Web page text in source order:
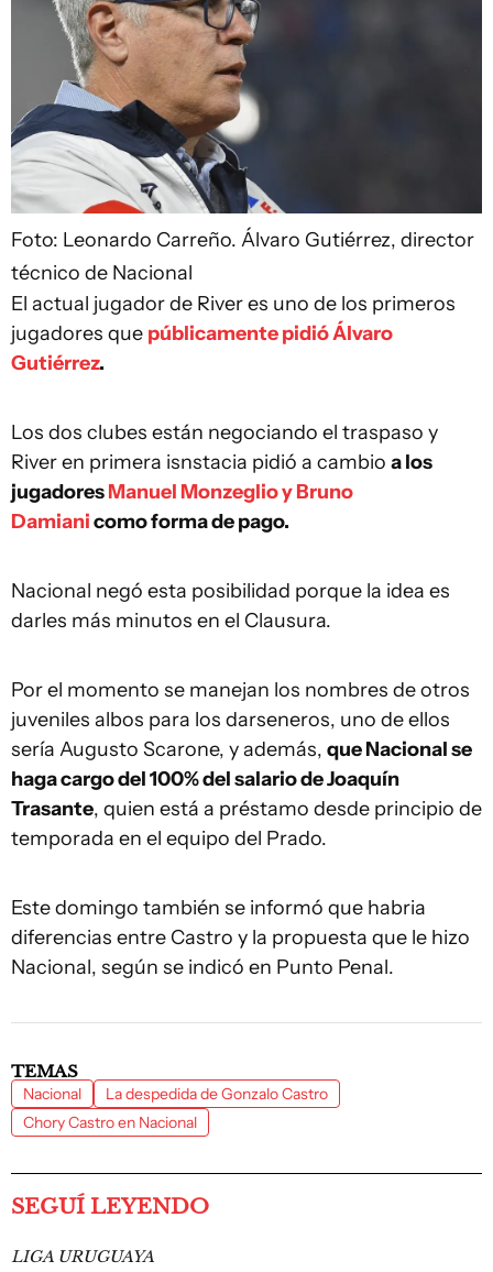
Foto: Leonardo Carreño. Álvaro Gutiérrez, director
técnico de Nacional
El actual jugador de River es uno de los primeros
jugadores que públicamente pidió Álvaro
Gutiérrez.
Los dos clubes están negociando el traspaso y
River en primera isnstacia pidió a cambio a los
jugadoresManuel Monzeglio y Bruno
Damianicomo forma de pago.
Nacional negó esta posibilidad porque la idea es
darles más minutos en el Clausura.
Por el momento se manejan los nombres de otros
juveniles albos para los darseneros, uno de ellos
sería Augusto Scarone, y además, que Nacional se
haga cargo del 100% del salario de Joaquín
Trasante, quien está a préstamo desde principio de
temporada en el equipo del Prado.
Este domingo también se informó que habria
diferencias entre Castro y la propuesta que le hizo
Nacional, según se indicó en Punto Penal.
TEMAS
Nacional
La despedida de Gonzalo Castro
Chory Castro en Nacional
SEGUÍ LEYENDO
LIGA URUGUAYA